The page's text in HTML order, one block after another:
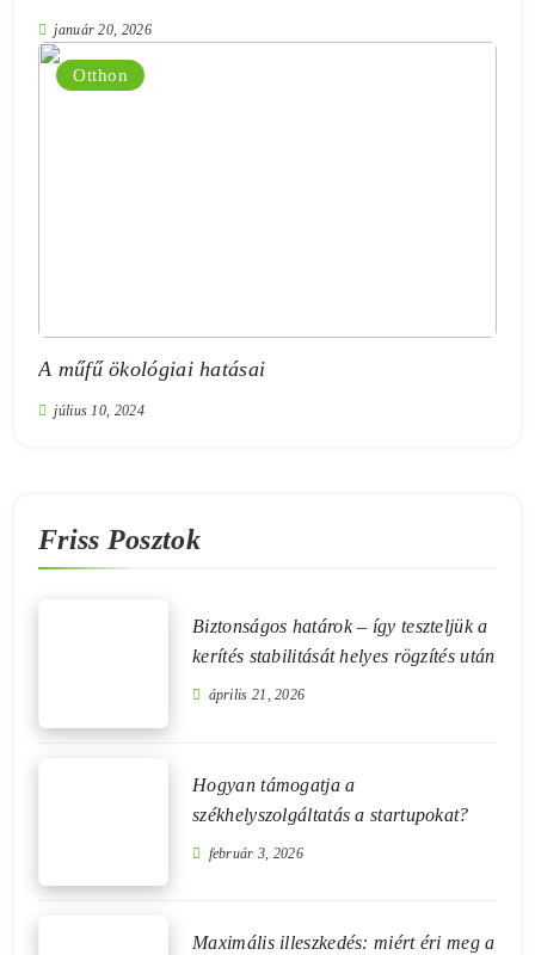
január 20, 2026
Otthon
A műfű ökológiai hatásai
július 10, 2024
Friss Posztok
Biztonságos határok – így teszteljük a
kerítés stabilitását helyes rögzítés után
április 21, 2026
Hogyan támogatja a
székhelyszolgáltatás a startupokat?
február 3, 2026
Maximális illeszkedés: miért éri meg a